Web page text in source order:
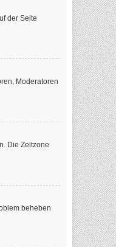
der Seite
Moderatoren
Die Zeitzone
beheben